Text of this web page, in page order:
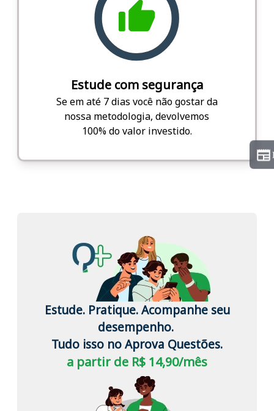
Estude com segurança
Se em até 7 dias você não gostar da
nossa metodologia, devolvemos
100% do valor investido.
Estude. Pratique. Acompanhe seu
desempenho.
Tudo isso no Aprova Questões.
a partir de R$ 14,90/mês